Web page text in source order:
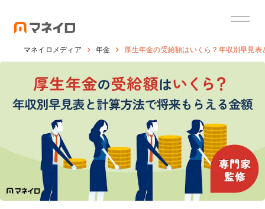
マネイロメディア 年金 厚生年金の受給額はいくら？年収別早見